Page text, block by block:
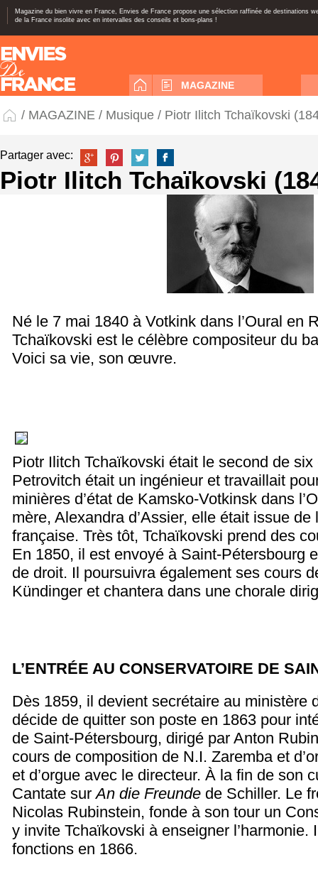
Magazine du bien vivre en France, Envies de France propose une sélection raffinée de destinations
de la France insolite avec en intervalles des conseils et bons-plans !
MAGAZINE
/ MAGAZINE / Musique / Piotr Ilitch Tchaïkovski
Partager avec:
Piotr Ilitch Tchaïkovski
Né le 7 mai 1840 à Votkink dans l’Oural en
Tchaïkovski est le célèbre compositeur du
Voici sa vie, son œuvre.
Piotr Ilitch Tchaïkovski était le second de
Petrovitch était un ingénieur et travaillait
minières d’état de Kamsko-Votkinsk dans
mère, Alexandra d’Assier, elle était issue de
française. Très tôt, Tchaïkovski prend des
En 1850, il est envoyé à Saint-Pétersbourg
de droit. Il poursuivra également ses cours
Kündinger et chantera dans une chorale
L’ENTRÉE AU CONSERVATOIRE DE
Dès 1859, il devient secrétaire au ministère
décide de quitter son poste en 1863 pour
de Saint-Pétersbourg, dirigé par Anton
cours de composition de N.I. Zaremba et
et d’orgue avec le directeur. À la fin de son
Cantate surAn die Freunde de Schiller. Le
Nicolas Rubinstein, fonde à son tour un
y invite Tchaïkovski à enseigner l’harmonie.
fonctions en 1866.